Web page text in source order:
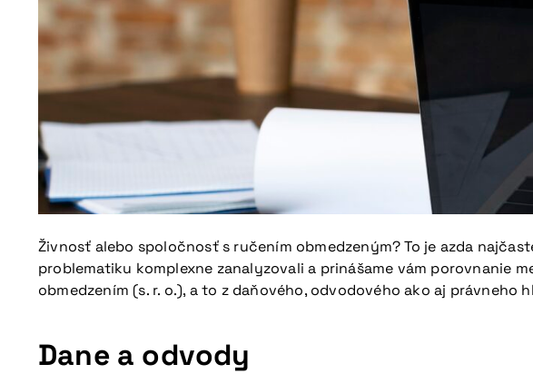
Živnosť alebo spoločnosť s ručením obmedzeným? To je azda
problematiku komplexne zanalyzovali a prinášame vám porovnanie
obmedzením (s. r. o.), a to z daňového, odvodového ako aj právneho
Dane a odvody